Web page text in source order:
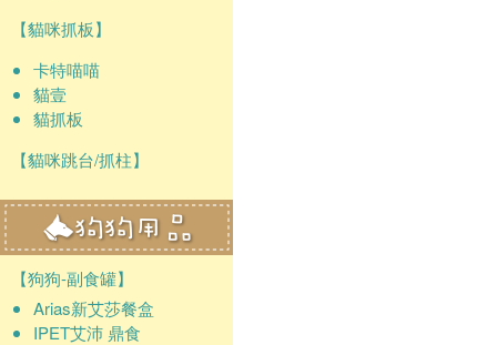
【貓咪抓板】
卡特喵喵
貓壹
貓抓板
【貓咪跳台/抓柱】
【狗狗-副食罐】
Arias新艾莎餐盒
IPET艾沛 鼎食